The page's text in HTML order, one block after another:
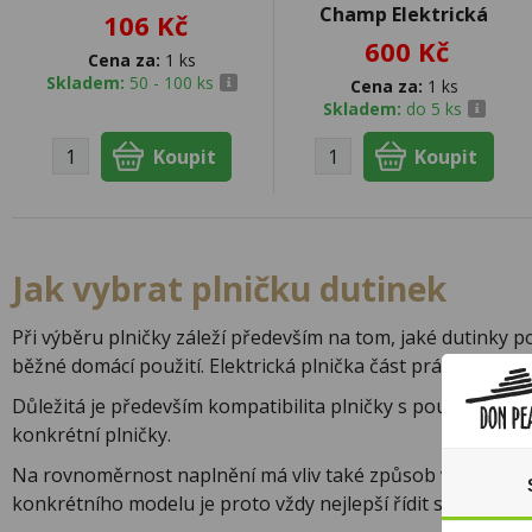
106 Kč
Cena za: 1 ks
Skladem: 50 - 100 ks
Champ Elektrická
600 Kč
Cena za: 1 ks
Skladem: do 5 ks
Jak vybrat plničku dutinek
Při výběru plničky záleží především na tom, jaké dutinky
běžné domácí použití. Elektrická plnička část práce
Důležitá je především kompatibilita plničky s
konkrétní plničky.
Na rovnoměrnost naplnění má vliv také způsob vložení
konkrétního modelu je proto vždy nejlepší řídit se návodem